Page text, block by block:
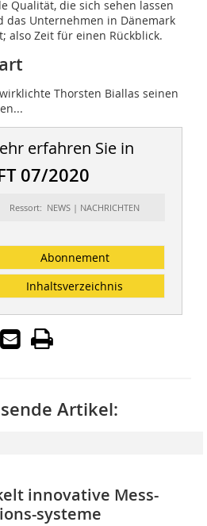
Qualität, die sich sehen lassen
das Unternehmen in Dänemark
also Zeit für einen Rückblick.
Thorsten Biallas seinen
erfahren Sie in
07/2020
Ressort: NEWS | NACHRICHTEN
Abonnement
Inhaltsverzeichnis
Artikel:
innovative Mess-
systeme